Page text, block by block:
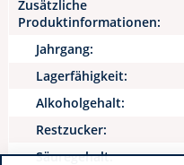
Zusätzliche
Produktinformationen:
Jahrgang:
Lagerfähigkeit:
Alkoholgehalt:
Restzucker:
Säuregehalt: